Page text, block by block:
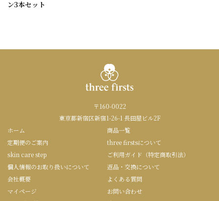
ン3本セット
〒160-0022
東京都新宿区新宿1-26-1 長田屋ビル2F
ホーム
商品一覧
定期便のご案内
three firstsについて
skin care step
ご利用ガイド（特定商取引法）
個人情報のお取り扱いについて
返品・交換について
会社概要
よくある質問
マイページ
お問い合わせ